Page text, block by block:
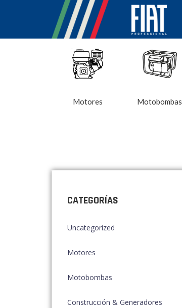
Motores Motobombas
CATEGORÍAS
Uncategorized
Motores
Motobombas
Construcción & Generadores